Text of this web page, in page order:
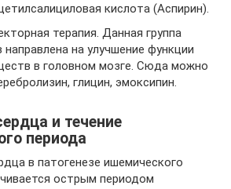
кислота (Аспирин).
терапия. Данная группа
направлена на улучшение функции
в головном мозге. Сюда можно
глицин, эмоксипин.
и течение
периода
в патогенезе ишемического
острым периодом